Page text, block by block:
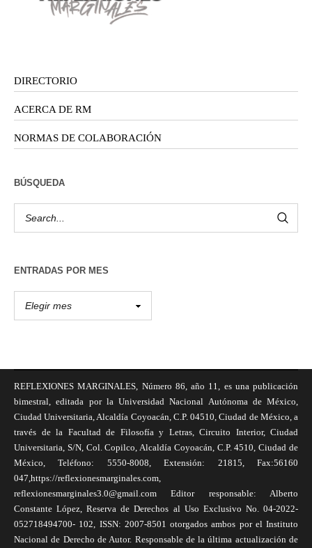
DIRECTORIO
ACERCA DE RM
NORMAS DE COLABORACIÓN
BÚSQUEDA
ENTRADAS POR MES
REFLEXIONES MARGINALES, Número 86, año 11, es una publicación
bimestral, editada por la Universidad Nacional Autónoma de México,
Ciudad Universitaria, Alcaldía Coyoacán, C.P. 04510, Ciudad de México, a
través de la Facultad de Filosofía y Letras, Circuito Interior, Ciudad
Universitaria, S/N, Col. Copilco, Alcaldía Coyoacán, C.P. 4510, Ciudad de
México, Teléfono: 5550-8008, Extensión: 21815, Fax:56160
047,https://reflexionesmarginales.com,
reflexionesmarginales3.0@gmail.com Editor responsable: Alberto
Constante López, Reserva de Derechos al Uso Exclusivo No. 04-2022-
052718494700- 102, ISSN: 2007-8501 otorgados ambos por el Instituto
Nacional de Derecho de Autor. Responsable de la última actualización de